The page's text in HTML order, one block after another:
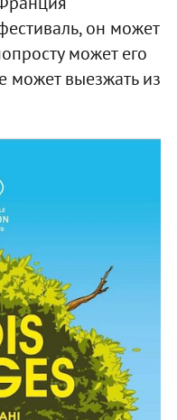
он может
может его
может выезжать из